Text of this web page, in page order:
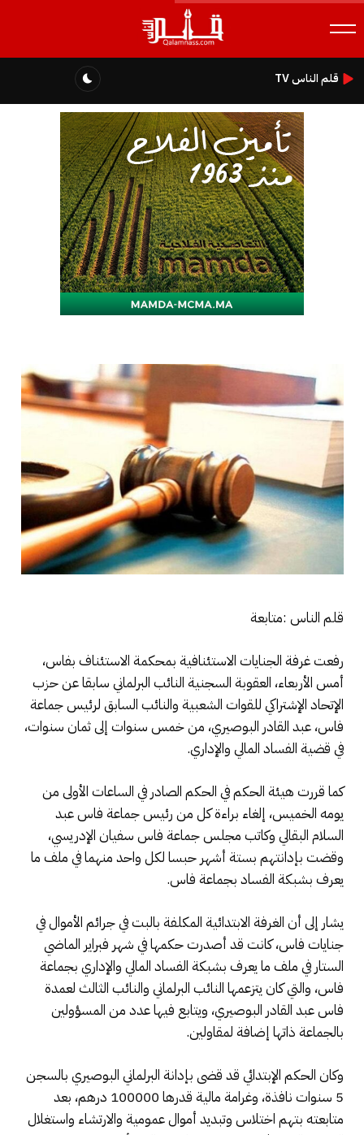
قلم الناس TV
قلم الناس :متابعة
رفعت غرفة الجنايات الاستئنافية بمحكمة الاستئناف بفاس،
أمس الأربعاء، العقوبة السجنية النائب البرلماني سابقا عن حزب
الإتحاد الإشتراكي للقوات الشعبية والنائب السابق لرئيس جماعة
فاس، عبد القادر البوصيري، من خمس سنوات إلى ثمان سنوات،
في قضية الفساد المالي والإداري.
كما قررت هيئة الحكم في الحكم الصادر في الساعات الأولى من
يومه الخميس، إلغاء براءة كل من رئيس جماعة فاس عبد
السلام البقالي وكاتب مجلس جماعة فاس سفيان الإدريسي،
وقضت بإدانتهم بستة أشهر حبسا لكل واحد منهما في ملف ما
يعرف بشبكة الفساد بجماعة فاس.
يشار إلى أن الغرفة الابتدائية المكلفة بالبت في جرائم الأموال في
جنايات فاس، كانت قد أصدرت حكمها في شهر فبراير الماضي
الستار في ملف ما يعرف بشبكة الفساد المالي والإداري بجماعة
فاس، والتي كان يتزعمها النائب البرلماني والنائب الثالث لعمدة
فاس عبد القادر البوصيري، ويتابع فيها عدد من المسؤولين
بالجماعة ذاتها إضافة لمقاولين.
وكان الحكم الإبتدائي قد قضى بإدانة البرلماني البوصيري بالسجن
5 سنوات نافذة، وغرامة مالية قدرها 100000 درهم، بعد
متابعته بتهم اختلاس وتبديد أموال عمومية والارتشاء واستغلال